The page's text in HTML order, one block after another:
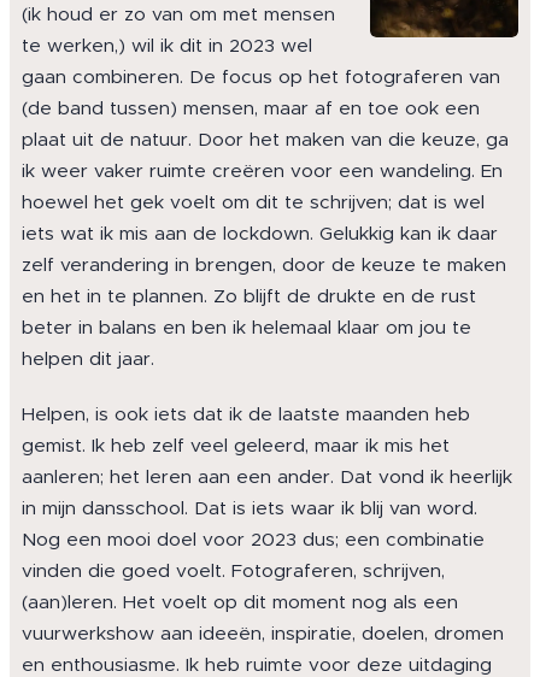
(ik houd er zo van om met mensen
te werken,) wil ik dit in 2023 wel
gaan combineren. De focus op het fotograferen van
(de band tussen) mensen, maar af en toe ook een
plaat uit de natuur. Door het maken van die keuze, ga
ik weer vaker ruimte creëren voor een wandeling. En
hoewel het gek voelt om dit te schrijven; dat is wel
iets wat ik mis aan de lockdown. Gelukkig kan ik daar
zelf verandering in brengen, door de keuze te maken
en het in te plannen. Zo blijft de drukte en de rust
beter in balans en ben ik helemaal klaar om jou te
helpen dit jaar.
Helpen, is ook iets dat ik de laatste maanden heb
gemist. Ik heb zelf veel geleerd, maar ik mis het
aanleren; het leren aan een ander. Dat vond ik heerlijk
in mijn dansschool. Dat is iets waar ik blij van word.
Nog een mooi doel voor 2023 dus; een combinatie
vinden die goed voelt. Fotograferen, schrijven,
(aan)leren. Het voelt op dit moment nog als een
vuurwerkshow aan ideeën, inspiratie, doelen, dromen
en enthousiasme. Ik heb ruimte voor deze uitdaging